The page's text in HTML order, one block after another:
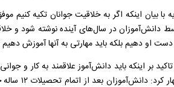
با بیان اینکه اگر به خلاقیت جوانان تکیه کنیم
او دهیم بلکه باید مهارتی به آنها آموزش دهیم
تربیت